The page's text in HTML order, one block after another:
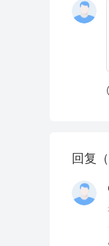
回复